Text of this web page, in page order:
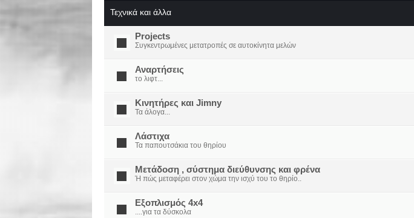
Τεχνικά και άλλα
Projects
Συγκεντρωμένες μετατροπές σε αυτοκίνητα μελών
Αναρτήσεις
το λιφτ...
Κινητήρες και Jimny
Τα άλογα...
Λάστιχα
Τα παπουτσάκια του θηρίου
Μετάδοση , σύστημα διεύθυνσης και φρένα
Ή πώς μεταφέρει στον χώμα την ισχύ του το θηρίο..
Εξοπλισμός 4x4
....για τα δύσκολα